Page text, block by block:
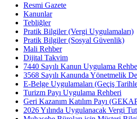
Resmi Gazete
Kanunlar
Tebliğler
Pratik Bilgiler (Vergi Uygulamaları)
Pratik Bilgiler (Sosyal Güvenlik)
Mali Rehber
Dijital Takvim
7440 Sayılı Kanun Uygulama
3568 Sayılı Kanunda Yönetmelik
E-Belge Uygulamaları (Geçiş
Turizm Payı Uygulama Rehberi
Geri Kazanım Katılım Payı
2026 Yılında Uygulanacak Vergi